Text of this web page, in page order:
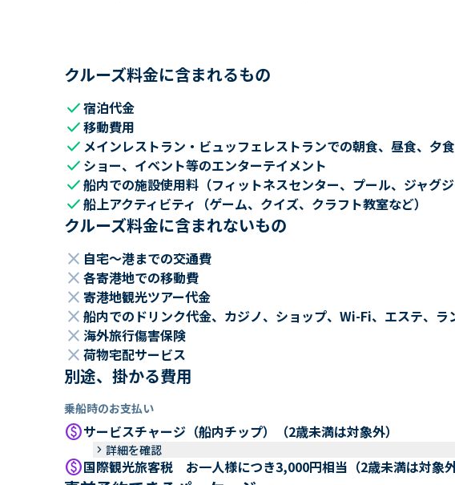
クルーズ料金に含まれるもの
check宿泊代金
check移動費用
check メインレストラン・ビュッフェレストランでの朝食、昼食、夕食
check ショー、イベント等のエンターテイメント
check船内での施設使用料（フィットネスセンター、プール、ジャグ
check船上アクティビティ（ゲーム、クイズ、クラフト教室など）
クルーズ料金に含まれないもの
close 自宅～港までの交通費
close 各寄港地での移動費
close 寄港地観光ツアー代金
close 船内でのドリンク代金、カジノ、ショップ、Wi-Fi、エステ、ラ
close 海外旅行傷害保険
close 荷物宅配サービス
別途、掛かる費用
乗船時のお支払い
paidサービスチャージ（船内チップ）（2歳未満は対象外）
keyboard_arrow_right 詳細を確認
paid国際観光旅客税 お一人様につき3,000円相当（2歳未満は対象